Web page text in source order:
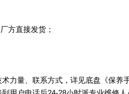
方直接发货；
力量、联系方式，详见底盘《保养手